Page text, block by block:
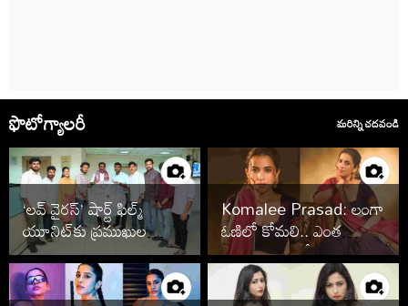
ఫొటోగ్యాలరీ మరిన్ని చదవండి
‘లవ్ వైరస్’ షార్ట్ ఫిల్మ్
యూనిట్‌కు ప్రముఖుల
అభినందనలు
Komalee Prasad: లంగా
ఓణిలో కోమలి.. ఎంత
అందంగా ఉందో!